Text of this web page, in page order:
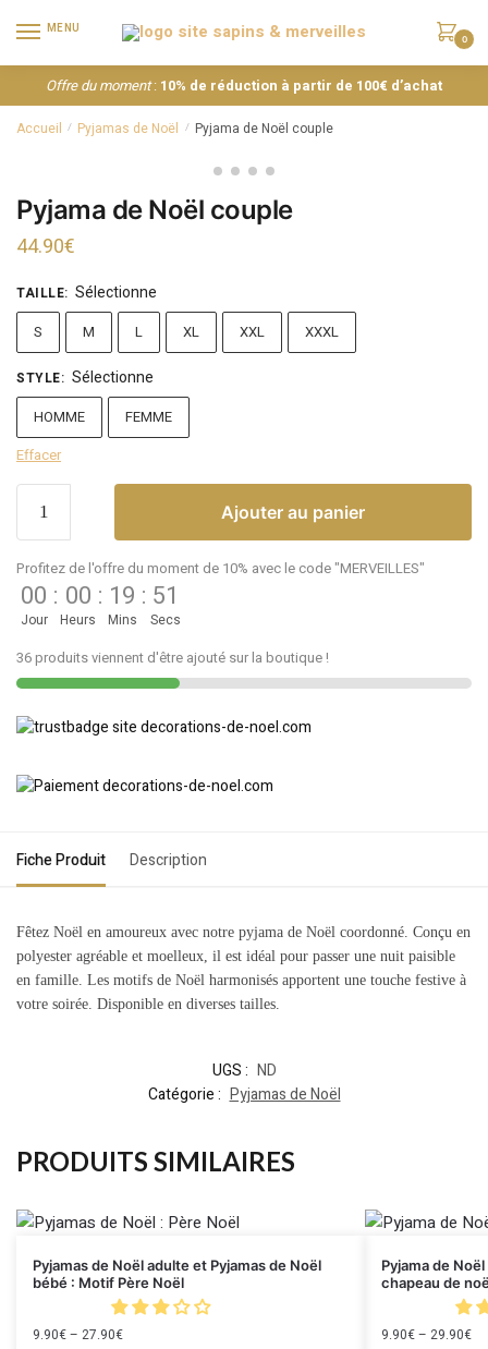
MENU
0
Offre du moment: 10% de réduction à partir de 100€ d’achat
Accueil / Pyjamas de Noël / Pyjama de Noël couple
Pyjama de Noël couple
44.90€
TAILLE: Sélectionne
S M L XL XXL XXXL
STYLE: Sélectionne
HOMME
FEMME
Effacer
Ajouter au panier
Profitez de l'offre du moment de 10% avec le code "MERVEILLES"
00
Jour
: 00
Heurs
: 19
Mins
: 51
Secs
36 produits viennent d'être ajouté sur la boutique !
Fiche Produit Description
Fêtez Noël en amoureux avec notre pyjama de Noël coordonné. Conçu en
polyester agréable et moelleux, il est idéal pour passer une nuit paisible
en famille. Les motifs de Noël harmonisés apportent une touche festive à
votre soirée. Disponible en diverses tailles.
UGS : ND
Catégorie : Pyjamas de Noël
PRODUITS SIMILAIRES
Pyjamas de Noël adulte et Pyjamas de Noël
bébé : Motif Père Noël
9.90€– 27.90€
Pyjama de
chapeau de
9.90€– 29.90€